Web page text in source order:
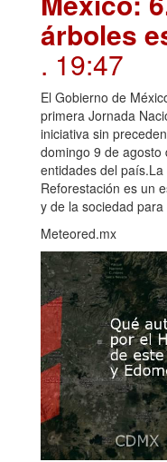
árboles
. 19:47
El Gobierno de
primera Jornada
iniciativa sin
domingo 9 de agosto
entidades del
Reforestación es un
y de la sociedad
Meteored.mx